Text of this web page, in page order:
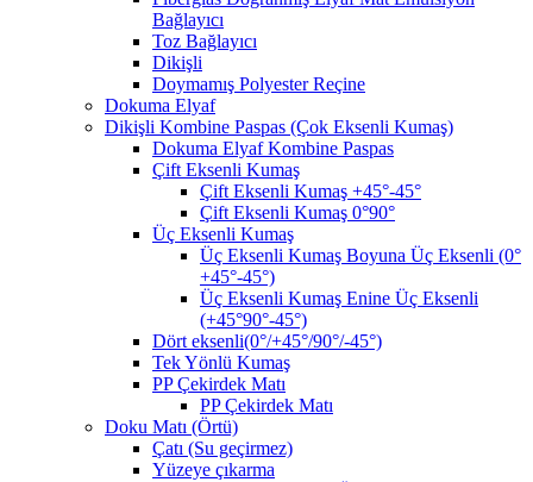
Bağlayıcı
Toz Bağlayıcı
Dikişli
Doymamış Polyester Reçine
Dokuma Elyaf
Dikişli Kombine Paspas (Çok Eksenli Kumaş)
Dokuma Elyaf Kombine Paspas
Çift Eksenli Kumaş
Çift Eksenli Kumaş +45°-45°
Çift Eksenli Kumaş 0°90°
Üç Eksenli Kumaş
Üç Eksenli Kumaş Boyuna Üç Eksenli (0°
+45°-45°)
Üç Eksenli Kumaş Enine Üç Eksenli
(+45°90°-45°)
Dört eksenli(0°/+45°/90°/-45°)
Tek Yönlü Kumaş
PP Çekirdek Matı
PP Çekirdek Matı
Doku Matı (Örtü)
Çatı (Su geçirmez)
Yüzeye çıkarma